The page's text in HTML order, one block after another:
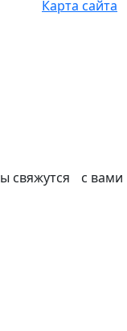
Карта сайта
свяжутся с вами